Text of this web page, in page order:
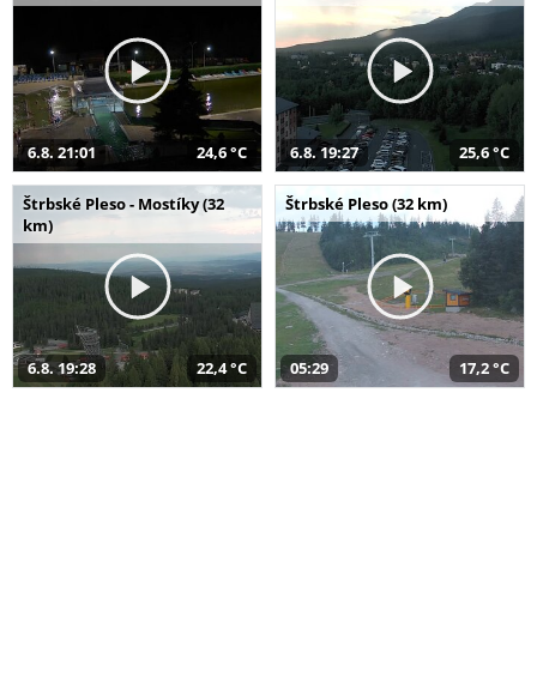
6.8. 21:01 24,6 °C 6.8. 19:27 25,6 °C
Štrbské Pleso - Mostíky (32
km)
6.8. 19:28 22,4 °C
Štrbské Pleso (32 km)
05:29 17,2 °C